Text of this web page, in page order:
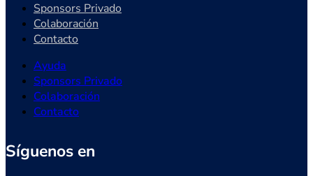
Sponsors Privado
Colaboración
Contacto
Ayuda
Sponsors Privado
Colaboración
Contacto
Síguenos en